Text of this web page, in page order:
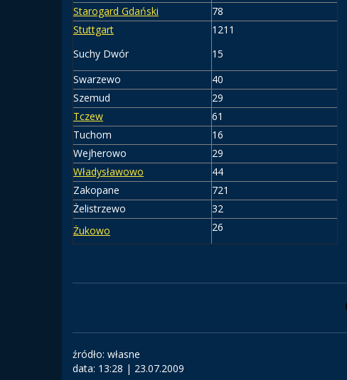
Starogard Gdański
78
Stuttgart
Suchy Dwór
1211
15
Swarzewo
40
Szemud
29
Tczew
61
Tuchom
16
Wejherowo
29
Władysławowo
44
Zakopane
721
Żelistrzewo
32
Żukowo
26
źródło: własne
data: 13:28 | 23.07.2009